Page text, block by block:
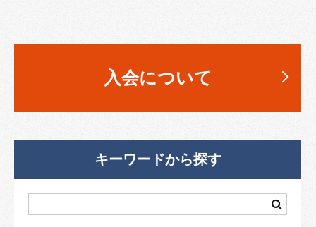
入会について
キーワードから探す